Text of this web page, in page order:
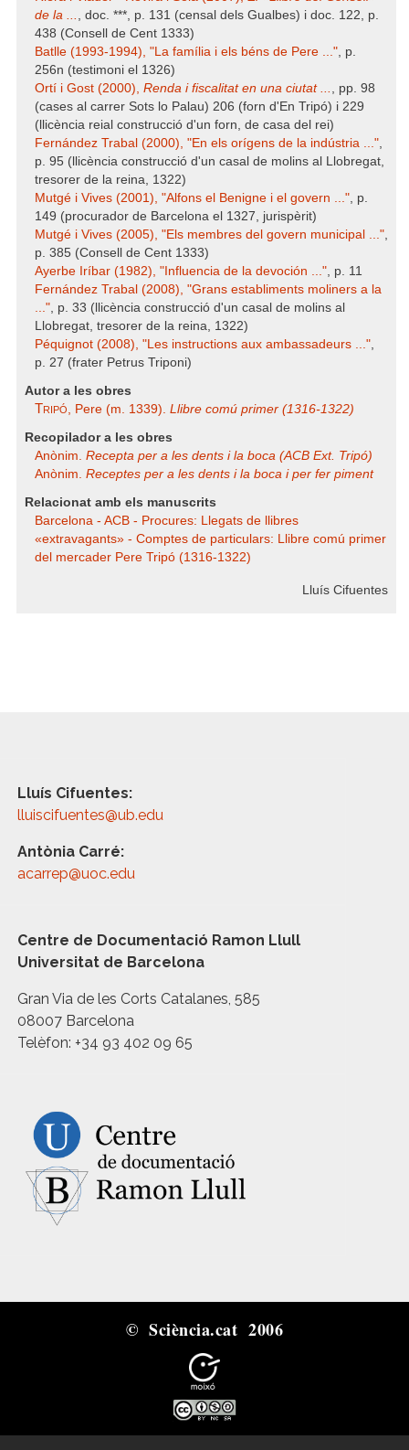
de la ... , doc. ***, p. 131 (censal dels Gualbes) i doc. 122, p.
438 (Consell de Cent 1333)
Batlle (1993-1994), "La família i els béns de Pere ...", p.
256n (testimoni el 1326)
Ortí i Gost (2000), Renda i fiscalitat en una ciutat ... , pp. 98
(cases al carrer Sots lo Palau) 206 (forn d'En Tripó) i 229
(llicència reial construcció d'un forn, de casa del rei)
Fernández Trabal (2000), "En els orígens de la indústria ...",
p. 95 (llicència construcció d'un casal de molins al Llobregat,
tresorer de la reina, 1322)
Mutgé i Vives (2001), "Alfons el Benigne i el govern ...", p.
149 (procurador de Barcelona el 1327, jurispèrit)
Mutgé i Vives (2005), "Els membres del govern municipal ...",
p. 385 (Consell de Cent 1333)
Ayerbe Iríbar (1982), "Influencia de la devoción ...", p. 11
Fernández Trabal (2008), "Grans establiments moliners a la
...", p. 33 (llicència construcció d'un casal de molins al
Llobregat, tresorer de la reina, 1322)
Péquignot (2008), "Les instructions aux ambassadeurs ...",
p. 27 (frater Petrus Triponi)
Autor a les obres
Tripó, Pere (m. 1339). Llibre comú primer (1316-1322)
Recopilador a les obres
Anònim. Recepta per a les dents i la boca (ACB Ext. Tripó)
Anònim. Receptes per a les dents i la boca i per fer piment
Relacionat amb els manuscrits
Barcelona - ACB - Procures: Llegats de llibres
«extravagants» - Comptes de particulars: Llibre comú primer
del mercader Pere Tripó (1316-1322)
Lluís Cifuentes
Lluís Cifuentes:
lluiscifuentes@ub.edu
Antònia Carré:
acarrep@uoc.edu
Centre de Documentació Ramon Llull
Universitat de Barcelona
Gran Via de les Corts Catalanes, 585
08007 Barcelona
Telèfon: +34 93 402 09 65
© Sciència.cat 2006